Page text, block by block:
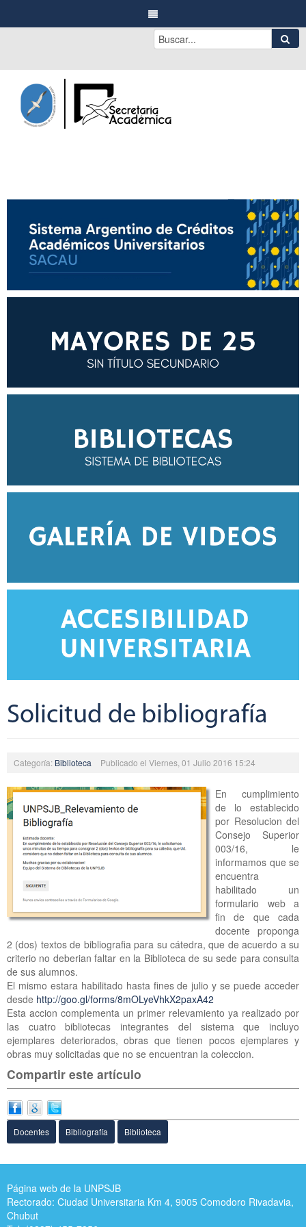
Solicitud de bibliografía
Categoría: Biblioteca Publicado el Viernes, 01 Julio 2016 15:24
En cumplimiento
de lo establecido
por Resolucion del
Consejo Superior
003/16, le
informamos que se
encuentra
habilitado un
formulario web a
fin de que cada
docente proponga
2 (dos) textos de bibliografia para su cátedra, que de acuerdo a su
criterio no deberian faltar en la Biblioteca de su sede para consulta
de sus alumnos.
El mismo estara habilitado hasta fines de julio y se puede acceder
desde http://goo.gl/forms/8mOLyeVhkX2paxA42
Esta accion complementa un primer relevamiento ya realizado por
las cuatro bibliotecas integrantes del sistema que incluyo
ejemplares deteriorados, obras que tienen pocos ejemplares y
obras muy solicitadas que no se encuentran la coleccion.
Compartir este artículo
Docentes Bibliografía Biblioteca
Página web de la UNPSJB
Rectorado: Ciudad Universitaria Km 4, 9005 Comodoro Rivadavia,
Chubut